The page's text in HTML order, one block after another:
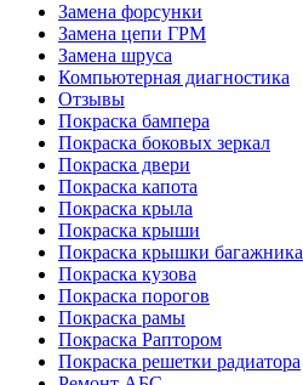
Замена форсунки
Замена цепи ГРМ
Замена шруса
Компьютерная диагностика
Отзывы
Покраска бампера
Покраска боковых зеркал
Покраска двери
Покраска капота
Покраска крыла
Покраска крыши
Покраска крышки багажника
Покраска кузова
Покраска порогов
Покраска рамы
Покраска Раптором
Покраска решетки радиатора